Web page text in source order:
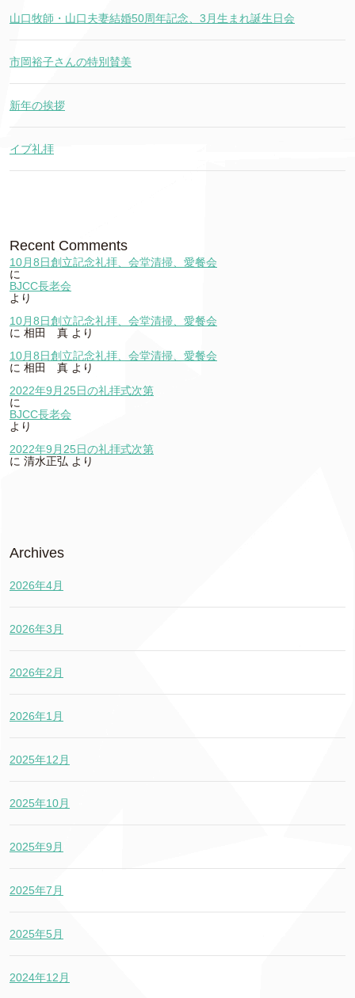
山口牧師・山口夫妻結婚50周年記念、3月生まれ誕生日会
市岡裕子さんの特別賛美
新年の挨拶
イブ礼拝
Recent Comments
10月8日創立記念礼拝、会堂清掃、愛餐会
に
BJCC長老会
より
10月8日創立記念礼拝、会堂清掃、愛餐会
に 相田 真 より
10月8日創立記念礼拝、会堂清掃、愛餐会
に 相田 真 より
2022年9月25日の礼拝式次第
に
BJCC長老会
より
2022年9月25日の礼拝式次第
に 清水正弘 より
Archives
2026年4月
2026年3月
2026年2月
2026年1月
2025年12月
2025年10月
2025年9月
2025年7月
2025年5月
2024年12月